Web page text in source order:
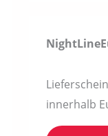
innerhalb